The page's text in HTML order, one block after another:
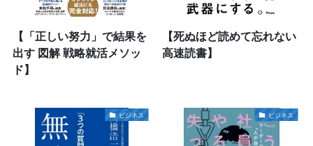
【「正しい努力」で結果を
出す 図解 戦略就活メソッ
ド】
【死ぬほど読めて忘れない
高速読書】
ビジネス ビジネス